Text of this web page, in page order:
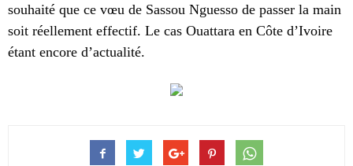
souhaité que ce vœu de Sassou Nguesso de passer la main
soit réellement effectif. Le cas Ouattara en Côte d’Ivoire
étant encore d’actualité.